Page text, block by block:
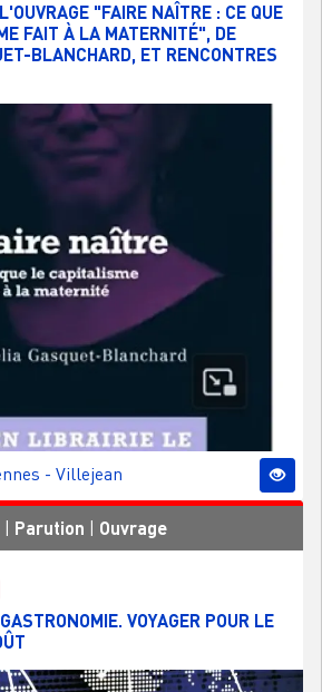
"FAIRE NAÎTRE : CE QUE
FAIT À LA MATERNITÉ", DE
BLANCHARD, ET RENCONTRES
- Villejean
Parution Ouvrage
VOYAGER POUR LE